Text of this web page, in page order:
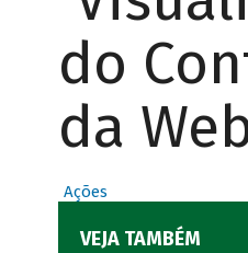
do
da
Ações
VEJA TAMBÉM